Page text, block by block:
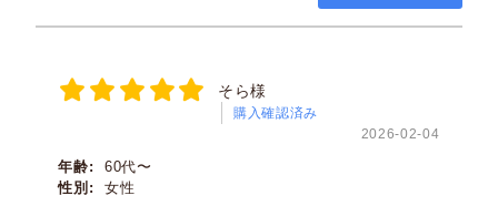
そら様
購入確認済み
2026-02-04
年齢:
60代〜
性別:
女性